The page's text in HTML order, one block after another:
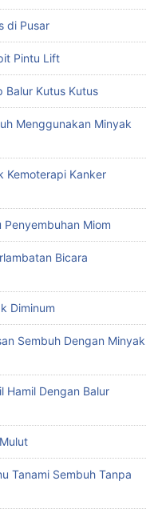
di Pusar
Pintu Lift
Balur Kutus Kutus
Menggunakan Minyak
Kemoterapi Kanker
Miom
Bicara
Diminum
Sembuh Dengan Minyak
Hamil Dengan Balur
Tanami Sembuh Tanpa